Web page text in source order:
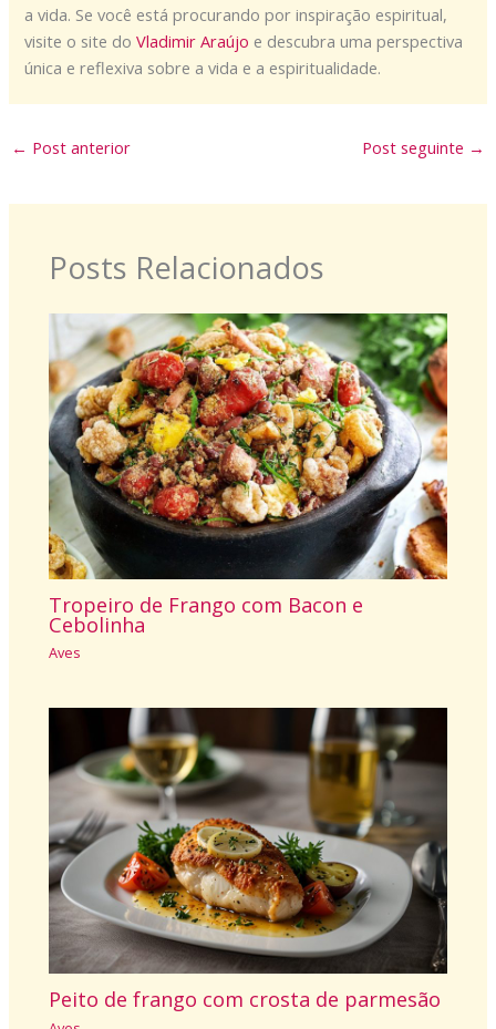
a vida. Se você está procurando por inspiração espiritual,
visite o site doVladimir Araújo e descubra uma perspectiva
única e reflexiva sobre a vida e a espiritualidade.
← Post anterior Post seguinte →
Posts Relacionados
Tropeiro de Frango com Bacon e
Cebolinha
Aves
Peito de frango com crosta de parmesão